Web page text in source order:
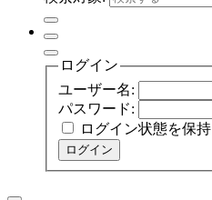
ログイン
ユーザー名:
パスワード:
ログイン状態を保持
ログイン